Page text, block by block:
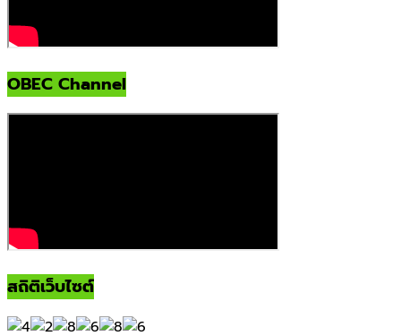
OBEC Channel
สถิติเว็บไซต์